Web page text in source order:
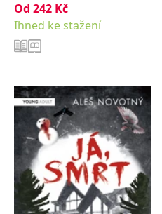
Od 242 Kč
Ihned ke stažení